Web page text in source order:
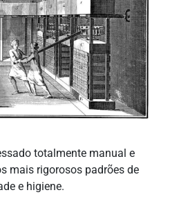
totalmente manual e
mais rigorosos padrões de
e higiene.